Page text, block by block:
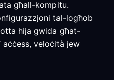
għall-kompitu.
tal-logħob
hija gwida għat-
aċċess, veloċità jew